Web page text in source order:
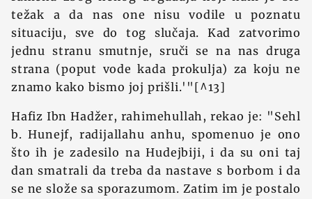
težak a da nas one nisu vodile u poznatu
situaciju, sve do tog slučaja. Kad zatvorimo
jednu stranu smutnje, sruči se na nas druga
strana (poput vode kada prokulja) za koju ne
znamo kako bismo joj prišli.'"[^13]
Hafiz Ibn Hadžer, rahimehullah, rekao je: "Sehl
b. Hunejf, radijallahu anhu, spomenuo je ono
što ih je zadesilo na Hudejbiji, i da su oni taj
dan smatrali da treba da nastave s borbom i da
se ne slože sa sporazumom. Zatim im je postalo